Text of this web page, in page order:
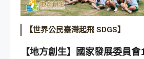
【世界公民臺灣起飛 SDGS】
【地方創生】國家發展委員